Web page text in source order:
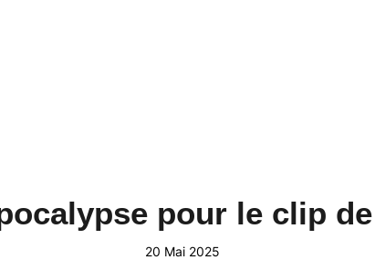
pour le clip
20 Mai 2025